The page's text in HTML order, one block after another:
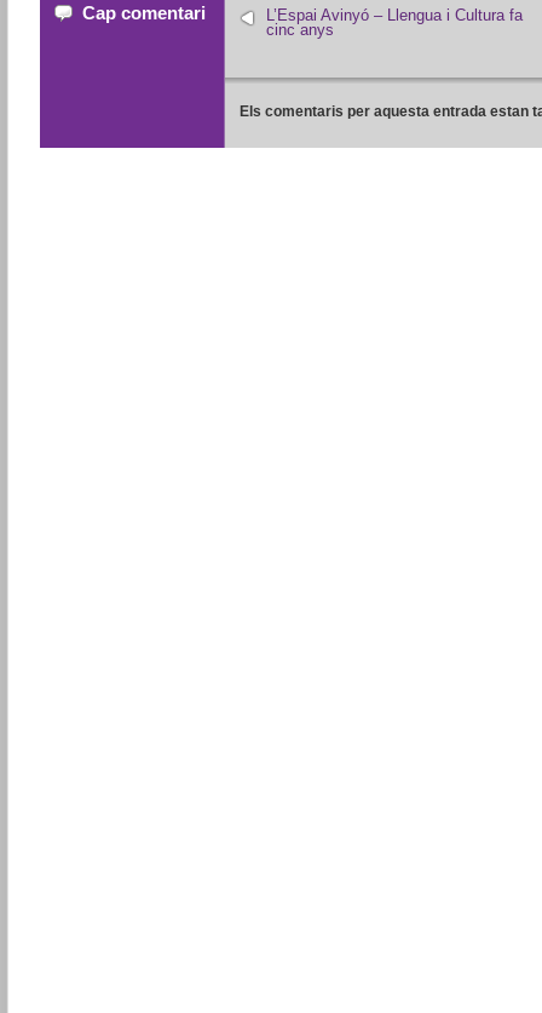
Cap comentari
L’Espai Avinyó – Llengua i Cultura fa
cinc anys
Els comentaris per aquesta entrada estan